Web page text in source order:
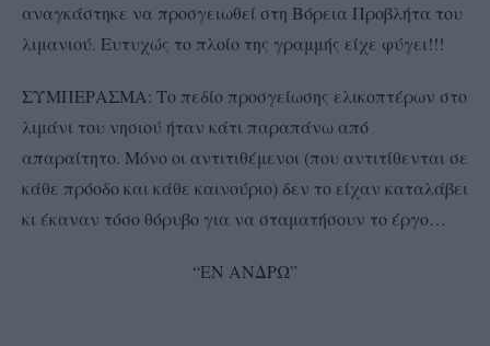
αναγκάστηκε να προσγειωθεί στη Βόρεια Προβλήτα του
λιμανιού. Ευτυχώς το πλοίο της γραμμής είχε φύγει!!!
ΣΥΜΠΕΡΑΣΜΑ: Το πεδίο προσγείωσης ελικοπτέρων στο
λιμάνι του νησιού ήταν κάτι παραπάνω από
απαραίτητο. Μόνο οι αντιτιθέμενοι (που αντιτίθενται σε
κάθε πρόοδο και κάθε καινούριο) δεν το είχαν καταλάβει
κι έκαναν τόσο θόρυβο για να σταματήσουν το έργο…
“ΕΝ ΑΝΔΡΩ”